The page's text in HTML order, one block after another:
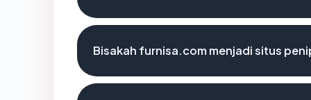
Bisakah furnisa.com menjadi situs